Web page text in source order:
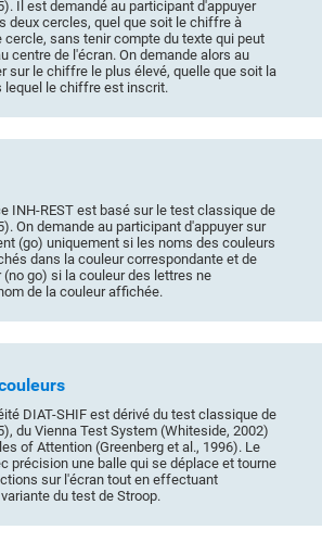
Il est demandé au participant d'appuyer
deux cercles, quel que soit le chiffre à
cercle, sans tenir compte du texte qui peut
centre de l'écran. On demande alors au
sur le chiffre le plus élevé, quelle que soit la
lequel le chiffre est inscrit.
INH-REST est basé sur le test classique de
On demande au participant d'appuyer sur
(go) uniquement si les noms des couleurs
dans la couleur correspondante et de
(no go) si la couleur des lettres ne
de la couleur affichée.
DIAT-SHIF est dérivé du test classique de
du Vienna Test System (Whiteside, 2002)
of Attention (Greenberg et al., 1996). Le
précision une balle qui se déplace et tourne
sur l'écran tout en effectuant
du test de Stroop.